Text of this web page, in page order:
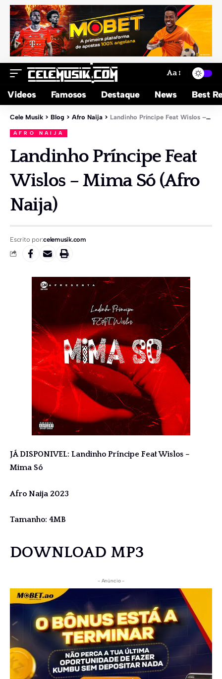
Aa
Videos Famosos Destaque News Best
Cele Musik > Blog > Afro Naija > Landinho Príncipe Feat Wislos – Mima Só (Afro Naija)
AFRO NAIJA
Landinho Príncipe Feat
Wislos – Mima Só (Afro
Naija)
Escrito por:celemusik.com
JÁ DISPONIVEL: Landinho Príncipe Feat Wislos –
Mima Só
Afro Naija 2023
Tamanho: 4MB
DOWNLOAD MP3
- Anúncio -